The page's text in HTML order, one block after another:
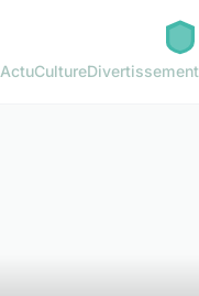
ActuCultureDivertissement